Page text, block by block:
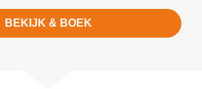
BEKIJK & BOEK